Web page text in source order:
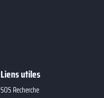
Liens utiles
SOS Recherche